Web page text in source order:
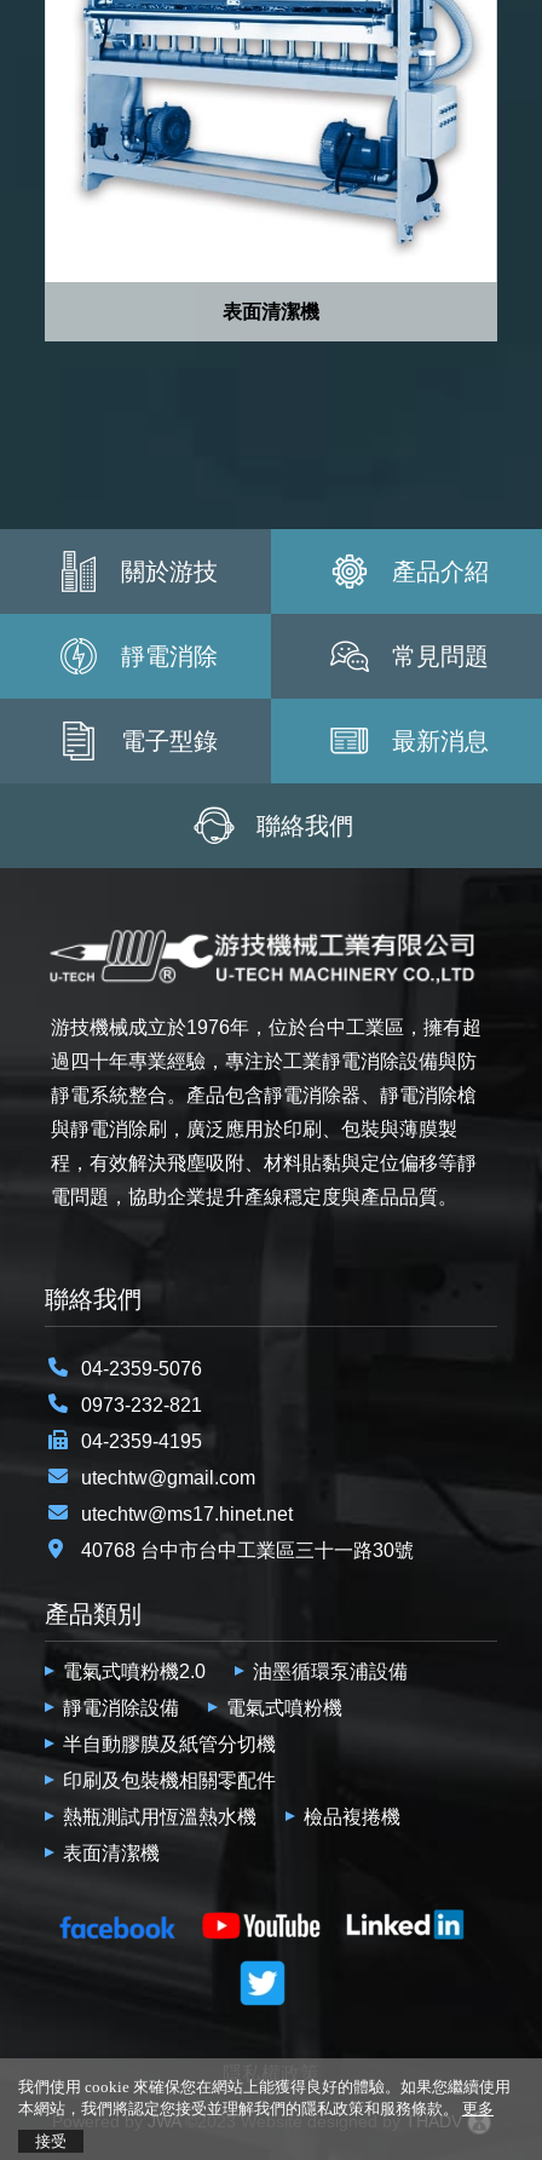
表面清潔機
關於游技 產品介紹
靜電消除 常見問題
電子型錄 最新消息
聯絡我們
游技機械成立於1976年，位於台中工業區，擁有超
過四十年專業經驗，專注於工業靜電消除設備與防
靜電系統整合。產品包含靜電消除器、靜電消除槍
與靜電消除刷，廣泛應用於印刷、包裝與薄膜製
程，有效解決飛塵吸附、材料貼黏與定位偏移等靜
電問題，協助企業提升產線穩定度與產品品質。
聯絡我們
04-2359-5076
0973-232-821
04-2359-4195
utechtw@gmail.com
utechtw@ms17.hinet.net
40768 台中市台中工業區三十一路30號
產品類別
電氣式噴粉機2.0
油墨循環泵浦設備
靜電消除設備
電氣式噴粉機
半自動膠膜及紙管分切機
印刷及包裝機相關零配件
熱瓶測試用恆溫熱水機
檢品複捲機
表面清潔機
Powered byJWA©2023 Website designed byTHADV
我們使用 cookie 來確保您在網站上能獲得良好的體驗。如果您繼續使用
本網站，我們將認定您接受並理解我們的隱私政策和服務條款。 更多
接受